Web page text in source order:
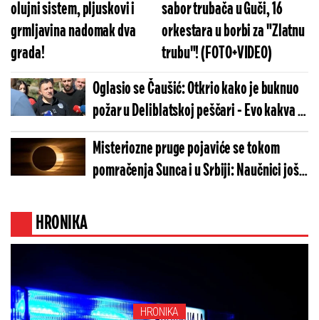
olujni sistem, pljuskovi i
grmljavina nadomak dva
grada!
sabor trubača u Guči, 16
orkestara u borbi za "Zlatnu
trubu"! (FOTO+VIDEO)
Oglasio se Čaušić: Otkrio kako je buknuo
požar u Deliblatskoj peščari - Evo kakva je
trenutna situacija
Misteriozne pruge pojaviće se tokom
pomračenja Sunca i u Srbiji: Naučnici još
HRONIKA
HRONIKA